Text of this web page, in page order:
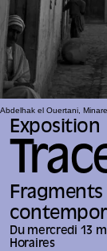
Exposition
Fragments
Du mercredi 13
Horaires
Abdelhak el Ouertani,